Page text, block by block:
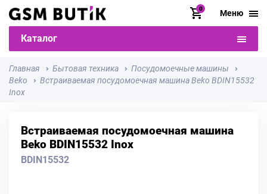
0 Меню
Каталог
Главная Бытовая техника
Посудомоечные машины
Beko
Встраиваемая посудомоечная машина Beko BDIN15532
Inox
Встраиваемая посудомоечная машина
Beko BDIN15532 Inox
BDIN15532